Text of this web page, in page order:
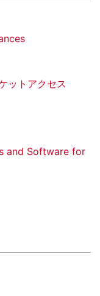
ットアクセス
and Software for